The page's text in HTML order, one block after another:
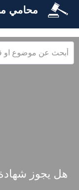
محامي
هل يجوز شهادة